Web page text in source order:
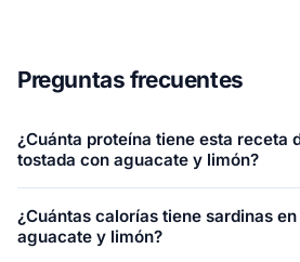
Preguntas frecuentes
¿Cuánta proteína tiene esta receta
tostada con aguacate y limón?
aporta 38.9g de proteína. La receta
contiene 38.9g de proteína total,
¿Cuántas calorías tiene sardinas
aguacate y limón?